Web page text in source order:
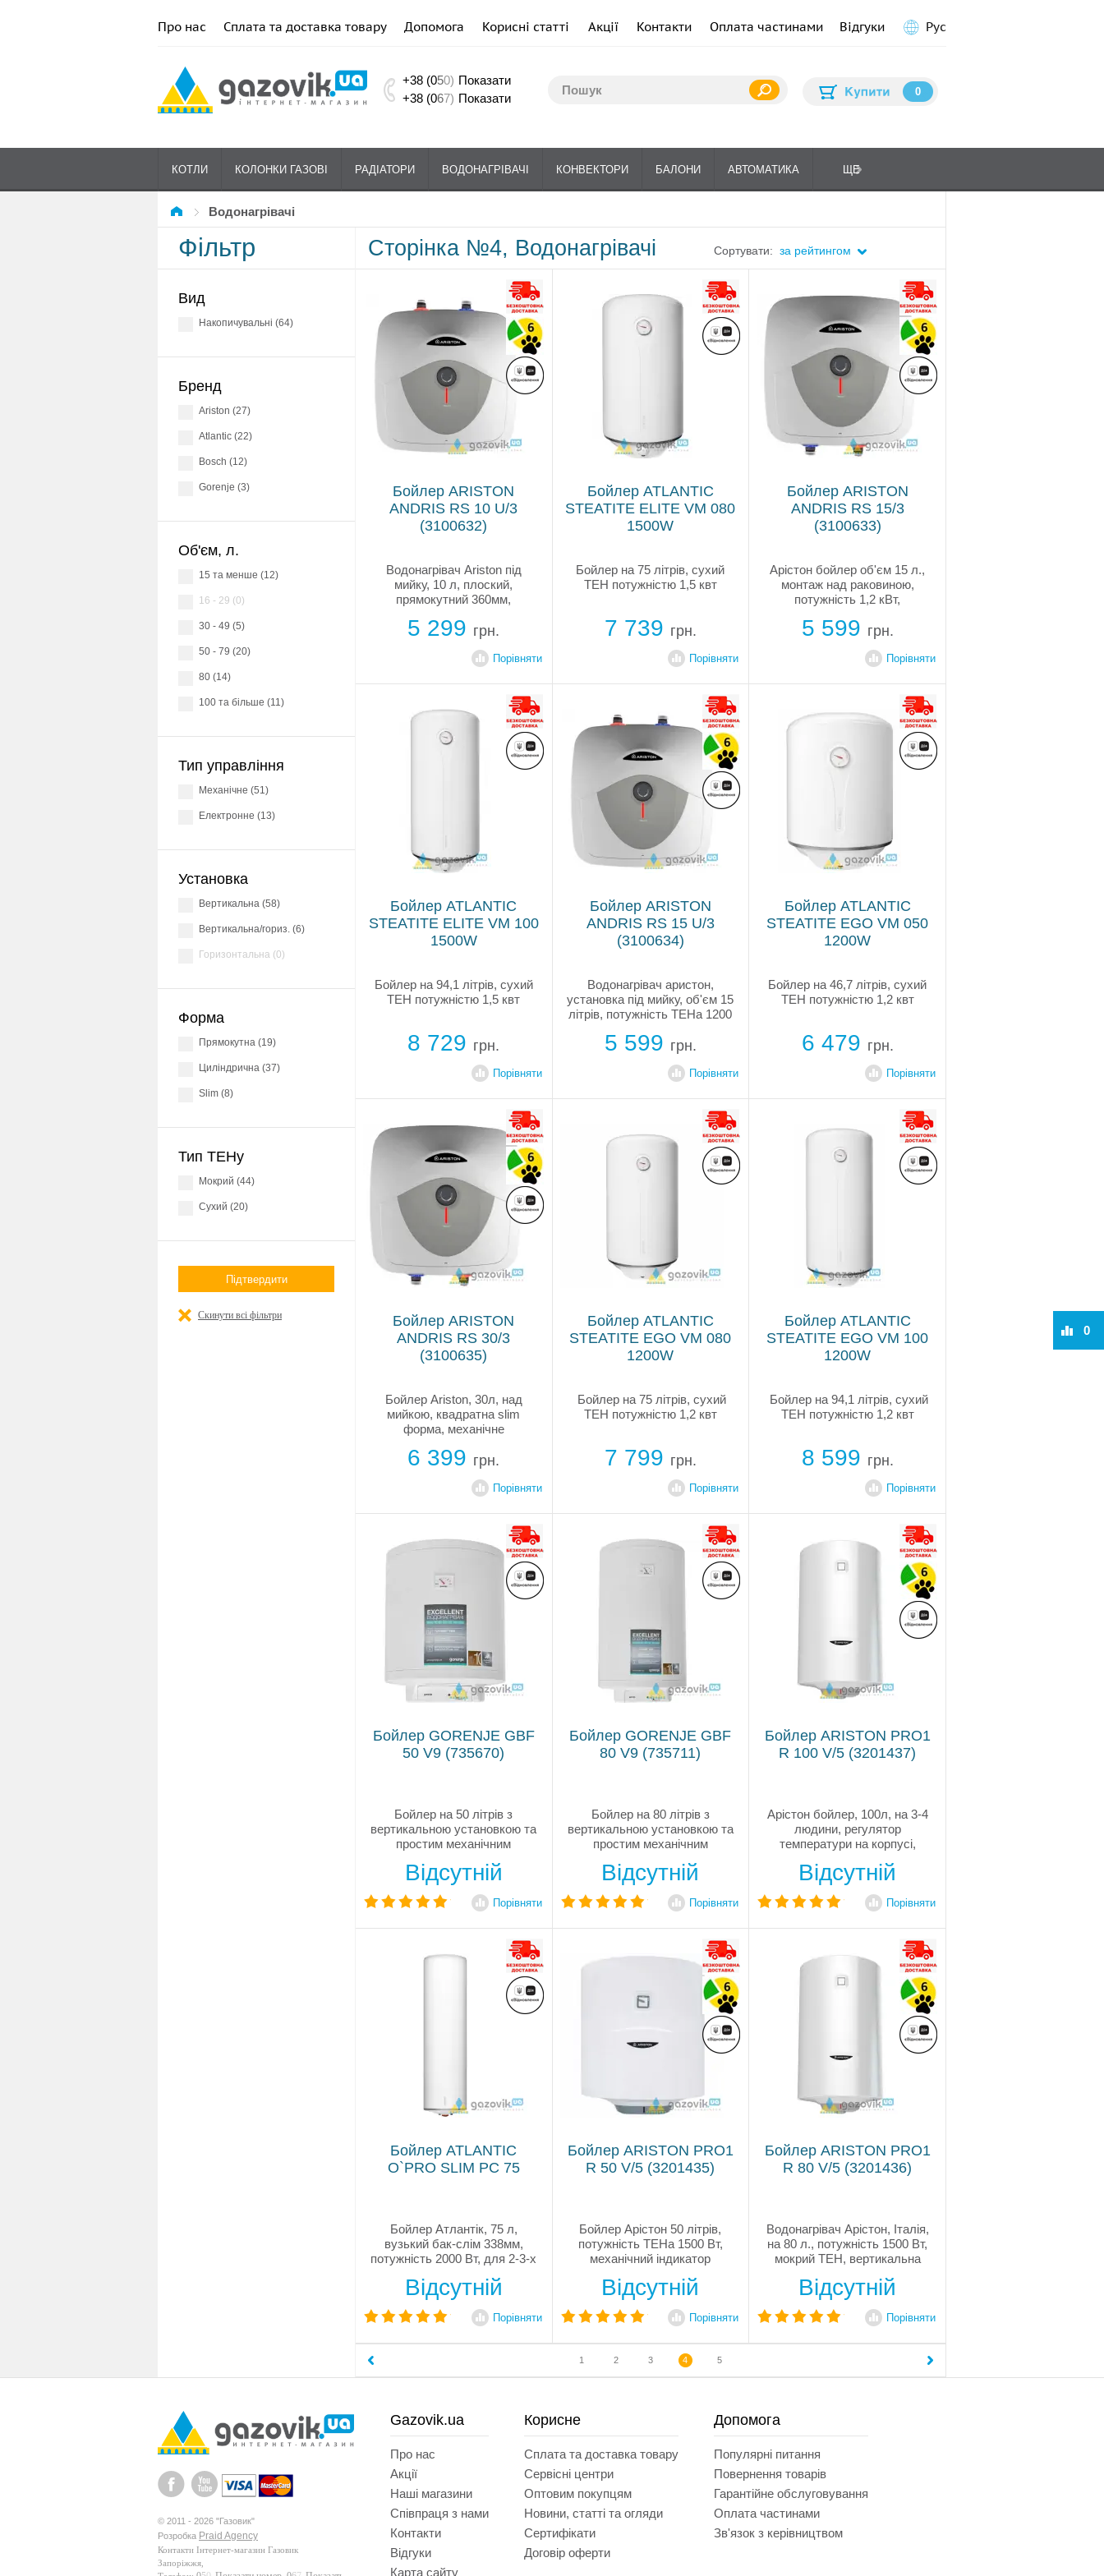
Про нас Сплата та доставка товару Допомога Корисні статті Акції Контакти Оплата частинами Відгуки Рус
+38 (050) Показати
+38 (067) Показати 0
КОТЛИ КОЛОНКИ ГАЗОВІ РАДІАТОРИ ВОДОНАГРІВАЧІ КОНВЕКТОРИ БАЛОНИ АВТОМАТИКА ЩЕ
Водонагрівачі
Фільтр
Вид
накопичувальні (64)
Бренд
Ariston (27)
Atlantic (22)
Bosch (12)
Gorenje (3)
Об'єм, л.
15 та менше (12)
16 - 29 (0)
30 - 49 (5)
50 - 79 (20)
80 (14)
100 та більше (11)
Тип управління
механічне (51)
Електронне (13)
Установка
вертикальна (58)
Вертикальна/гориз. (6)
горизонтальна (0)
Форма
прямокутна (19)
Циліндрична (37)
Slim (8)
Тип ТЕНу
Мокрий (44)
Сухий (20)
Підтвердити
Скинути всі фільтри
Сторінка №4, Водонагрівачі Сортувати: за рейтингом
Бойлер ARISTON
ANDRIS RS 10 U/3
(3100632)
Водонагрівач Ariston під
мийку, 10 л, плоский,
прямокутний 360мм,
підключення води зверху,
відкритий ТЕН, запобіжний
клапан, магнієвий анод,
температури, система
розподілу води NANOMIX,...
5 299 грн.
Порівняти
Бойлер ATLANTIC
STEATITE ELITE VM 080
1500W
Бойлер на 75 літрів, сухий
ТЕН потужністю 1,5 квт
7 739 грн.
Порівняти
Бойлер ARISTON
ANDRIS RS 15/3
(3100633)
Арістон бойлер об'єм 15 л.,
монтаж над раковиною,
потужність 1,2 кВт,
мокрий тен, механічне
управління, внутрішнє
покриття бака емаль,
220В, підводка труб зверху,
5 599 грн.
Порівняти
Бойлер ATLANTIC
STEATITE ELITE VM 100
1500W
Бойлер на 94,1 літрів, сухий
ТЕН потужністю 1,5 квт
8 729 грн.
Порівняти
Бойлер ARISTON
ANDRIS RS 15 U/3
(3100634)
Водонагрівач аристон,
установка під мийку, об'єм 15
літрів, потужність ТЕНа 1200
усередині бак має напилення
емалі з іонами срібла,
механічний регулятор на
магнієвий...
5 599 грн.
Порівняти
Бойлер ATLANTIC
STEATITE EGO VM 050
1200W
Бойлер на 46,7 літрів, сухий
ТЕН потужністю 1,2 квт
6 479 грн.
Порівняти
Бойлер ARISTON
ANDRIS RS 30/3
(3100635)
Бойлер Ariston, 30л, над
мийкою, квадратна slim
форма, механічне
мокрий ТЕН 1,5 кВт,
максимальна температура
нагріву 75 градусів,
вкритий дрібнодисперсною
6 399 грн.
Порівняти
Бойлер ATLANTIC
STEATITE EGO VM 080
1200W
Бойлер на 75 літрів, сухий
ТЕН потужністю 1,2 квт
7 799 грн.
Порівняти
Бойлер ATLANTIC
STEATITE EGO VM 100
1200W
Бойлер на 94,1 літрів, сухий
ТЕН потужністю 1,2 квт
8 599 грн.
Порівняти
Бойлер GORENJE GBF
50 V9 (735670)
Бойлер на 50 літрів з
вертикальною установкою та
простим механічним
встановлені 2 "сухих" ТЕНа
по 700 Вт
Відсутній
Порівняти
Бойлер GORENJE GBF
80 V9 (735711)
Бойлер на 80 літрів з
вертикальною установкою та
простим механічним
встановлені 2 "сухих" ТЕНа
по 700 Вт
Відсутній
Порівняти
Бойлер ARISTON PRO1
R 100 V/5 (3201437)
Арістон бойлер, 100л, на 3-4
людини, регулятор
температури на корпусі,
індикатор рівня нагріву,
емальований круглий бак,
технологія Water Plus утримує
бака, запобігаючи...
Відсутній
Порівняти
Бойлер ATLANTIC
O`PRO SLIM PC 75
Бойлер Атлантік, 75 л,
вузький бак-слім 338мм,
потужність 2000 Вт, для 2-3-х
елемент, магнієвий анод,
механічний термостат,
антикорозійна система Ohmic
напилення на сталевий бак,...
Відсутній
Порівняти
Бойлер ARISTON PRO1
R 50 V/5 (3201435)
Бойлер Арістон 50 літрів,
потужність ТЕНа 1500 Вт,
механічний індикатор
елемент з міді, магнієвий
анод, внутрішнє покриття
бака з титанової емалі,
відкритий на корпусі,...
Відсутній
Порівняти
Бойлер ARISTON PRO1
R 80 V/5 (3201436)
Водонагрівач Арістон, Італія,
на 80 л., потужність 1500 Вт,
мокрий ТЕН, вертикальна
управління, збільшений
магнієвий анод, захист від
перегріву, технологія не
води...
Відсутній
Порівняти
1 2 3 4 5
0
© 2011 - 2026 "Газовик"
Розробка Praid Agency
Контакти Інтернет-магазин Газовик
Запоріжжя
Gazovik.ua
Про нас
Акції
Наші магазини
Співпраця з нами
Контакти
Відгуки
Карта сайту
Корисне
Сплата та доставка товару
Сервісні центри
Оптовим покупцям
Новини, статті та огляди
Сертифікати
Договір оферти
Допомога
Популярні питання
Повернення товарів
Гарантійне обслуговування
Оплата частинами
Зв'язок з керівництвом